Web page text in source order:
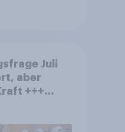
Juli
aber
+++